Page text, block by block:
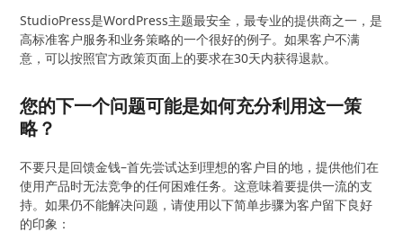
StudioPress是WordPress主题最安全，最专业的提供商之一，是
高标准客户服务和业务策略的一个很好的例子。如果客户不满
意，可以按照官方政策页面上的要求在30天内获得退款。
您的下一个问题可能是如何充分利用这一策
略？
不要只是回馈金钱–首先尝试达到理想的客户目的地，提供他们在
使用产品时无法竞争的任何困难任务。这意味着要提供一流的支
持。如果仍不能解决问题，请使用以下简单步骤为客户留下良好
的印象：